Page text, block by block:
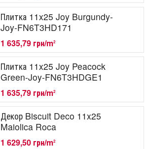
Плитка 11x25 Joy Burgundy-
Joy-FN6T3HD171
1 635,79 грн/m2
Плитка 11x25 Joy Peacock
Green-Joy-FN6T3HDGE1
1 635,79 грн/m2
Декор Biscuit Deco 11x25
Maiolica Roca
1 629,50 грн/m2